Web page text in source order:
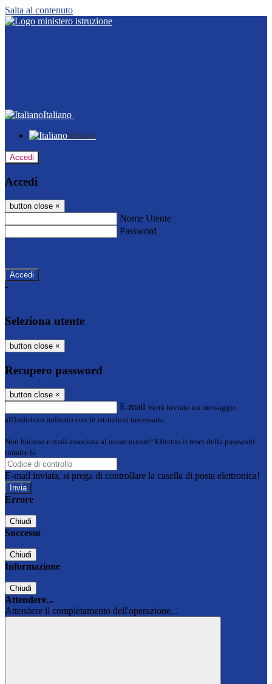
Salta al contenuto
Italiano
Italiano
Accedi
Accedi
button close ×
Nome Utente
Password
-
Seleziona utente
button close ×
Recupero password
button close ×
E-mail Verrà inviato un messaggio
all'indirizzo indicato con le istruzioni necessarie.
Non hai una e-mail associata al nome utente? Effettua il reset della password
tramite la
E-mail inviata, si prega di controllare la casella di posta elettronica!
Errore
Chiudi
Successo
Chiudi
Informazione
Chiudi
Attendere...
Attendere il completamento dell'operazione...